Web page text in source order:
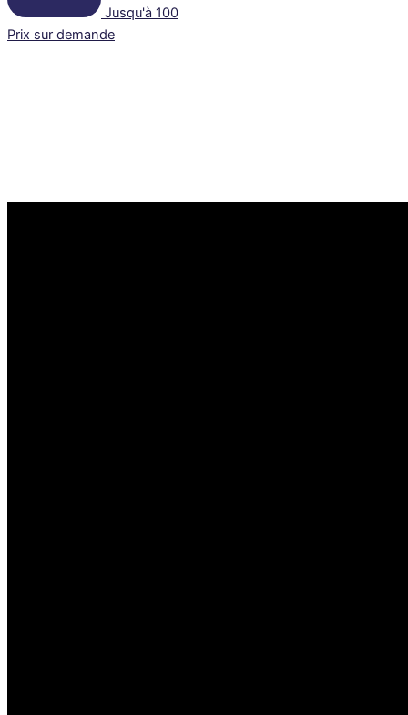
Jusqu'à 100
Prix sur demande